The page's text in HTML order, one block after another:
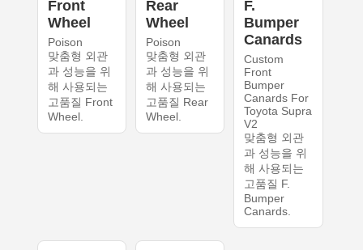
Front
Wheel
Poison
맞춤형 외관
과 성능을 위
해 사용되는
고품질 Front
Wheel.
Rear
Wheel
Poison
맞춤형 외관
과 성능을 위
해 사용되는
고품질 Rear
Wheel.
F.
Bumper
Canards
Custom
Front
Bumper
Canards For
Toyota Supra
V2
맞춤형 외관
과 성능을 위
해 사용되는
고품질 F.
Bumper
Canards.